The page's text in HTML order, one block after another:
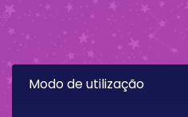
Modo de utilização